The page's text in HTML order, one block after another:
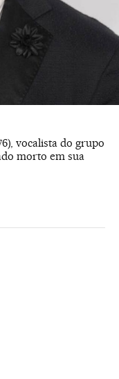
vocalista do grupo
morto em sua